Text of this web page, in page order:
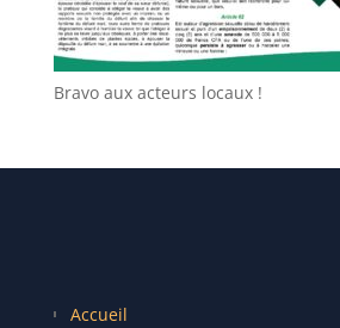
Bravo aux acteurs locaux !
Accueil